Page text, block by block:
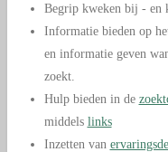
Begrip kweken bij - en
Informatie bieden op
en informatie geven
zoekt.
Hulp bieden in de
middels links
Inzetten van